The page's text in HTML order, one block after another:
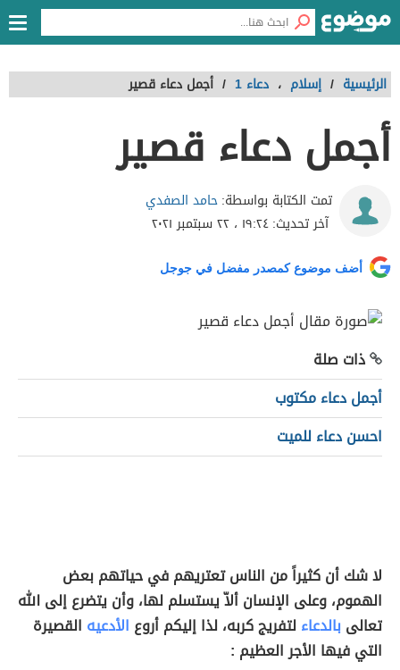
الرئيسية / إسلام ، دعاء 1 / أجمل دعاء قصير
أجمل دعاء قصير
تمت الكتابة بواسطة:حامد الصفدي
آخر تحديث:١٩:٢٤ ، ٢٢ سبتمبر ٢٠٢١
أضف موضوع كمصدر مفضل في جوجل
ذات صلة
أجمل دعاء مكتوب
احسن دعاء للميت
لا شك أن كثيراً من الناس تعتريهم في حياتهم بعض
الهموم، وعلى الإنسان ألاّ يستسلم لها، وأن يتضرع إلى الله
تعالىبالدعاء لتفريج كربه، لذا إليكم أروع الأدعيه القصيرة
التي فيها الأجر العظيم :